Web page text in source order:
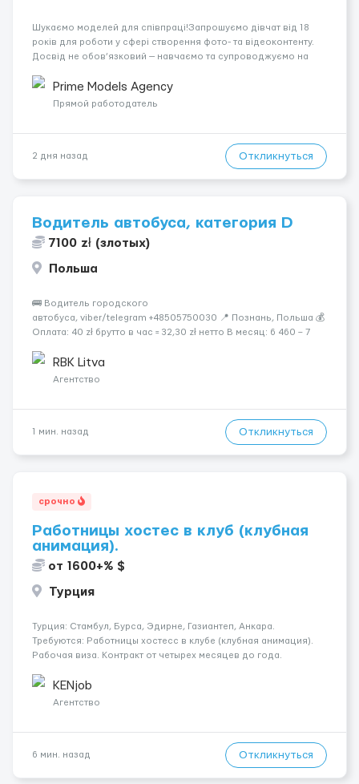
Шукаємо моделей для співпраці!Запрошуємо дівчат від 18
років для роботи у сфері створення фото- та відеоконтенту.
Досвід не обов’язковий — навчаємо та супроводжуємо на
конфіденційність і професійну підтримку. Працюємо офіційно,
поважаємо особ...
Prime Models Agency
Прямой работодатель
2 дня назад Откликнуться
Водитель автобуса, категория D
7100 zł (злотых)
Польша
🚌 Водитель городского
автобуса, viber/telegram +48505750030 📍 Познань, Польша 💰
Оплата: 40 zł брутто в час = 32,30 zł нетто В месяц: 6 460 – 7
Далее - 450 zł/месяц или +1 zł к ставке для тех, кто арендует
жильё ...
RBK Litva
Агентство
1 мин. назад Откликнуться
срочно
Работницы хостес в клуб (клубная
анимация).
от 1600+% $
Турция
Турция: Стамбул, Бурса, Эдирне, Газиантеп, Анкара.
Требуются: Работницы хостесc в клубе (клубная анимация).
Рабочая виза. Контракт от четырех месяцев до года.
страховка. Высокая зарплата + %. Легально. Безопасно.
*Коммуникабел...
KENjob
Агентство
6 мин. назад Откликнуться